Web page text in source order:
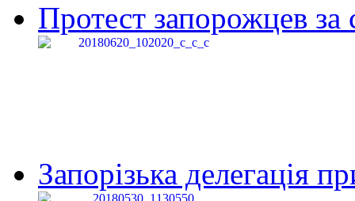
Протест запорожцев за
Запорізька делегація